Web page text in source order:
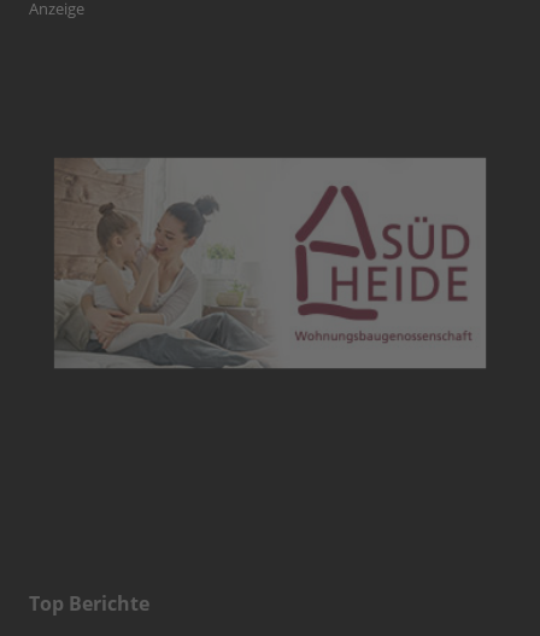
Anzeige
Top Berichte